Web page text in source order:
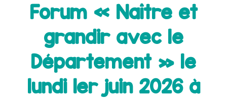
Forum « Naître et
grandir avec le
Département » le
lundi 1er juin 2026 à